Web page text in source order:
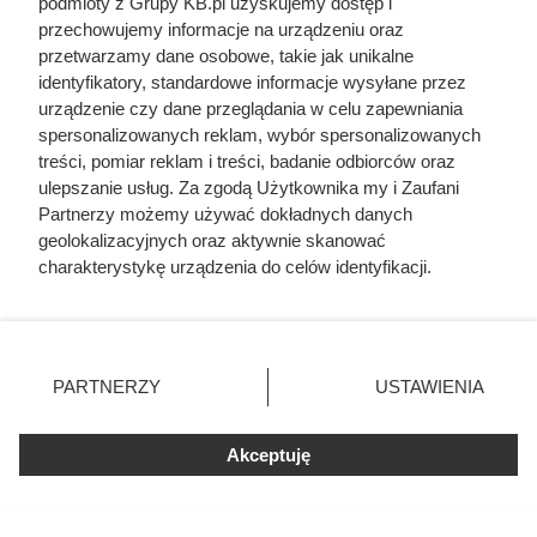
Wskoczyła w suknie i odparła zbrojny najazd na
Zamość. Kim była najodważniejsza magnatka XVII
wieku?
Zginął z rąk kobiety, którą próbował zgwałcić.
Historia polskiego władcy zaskakuje
przechowujemy informacje na urządzeniu oraz
przetwarzamy dane osobowe, takie jak unikalne
identyfikatory, standardowe informacje wysyłane przez
urządzenie czy dane przeglądania w celu zapewniania
spersonalizowanych reklam, wybór spersonalizowanych
treści, pomiar reklam i treści, badanie odbiorców oraz
ulepszanie usług. Za zgodą Użytkownika my i Zaufani
Partnerzy możemy używać dokładnych danych
geolokalizacyjnych oraz aktywnie skanować
charakterystykę urządzenia do celów identyfikacji.
zmienić/wycofać klikając przycisk ustawień prywatności
znajdujący się w lewym dolnym rogu strony. Niektóre
użytkownika, ale masz prawo sprzeciwić się takiemu
przetwarzaniu. Preferencje będą miały zastosowania tylko
PARTNERZY USTAWIENIA
Akceptuję